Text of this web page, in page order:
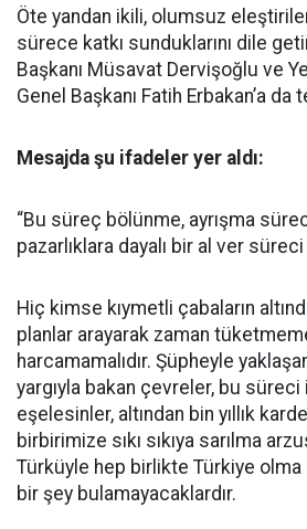
Öte yandan ikili, olumsuz
sürece katkı sunduklarını dile
Başkanı Müsavat Dervişoğlu ve
Genel Başkanı Fatih Erbakan’a
Mesajda şu ifadeler yer aldı:
“Bu süreç bölünme, ayrışma
pazarlıklara dayalı bir al ver
Hiç kimse kıymetli çabaların
planlar arayarak zaman
harcamamalıdır. Şüpheyle
yargıyla bakan çevreler, bu
eşelesinler, altından bin yıllık
birbirimize sıkı sıkıya sarılma
Türküyle hep birlikte Türkiye
bir şey bulamayacaklardır.